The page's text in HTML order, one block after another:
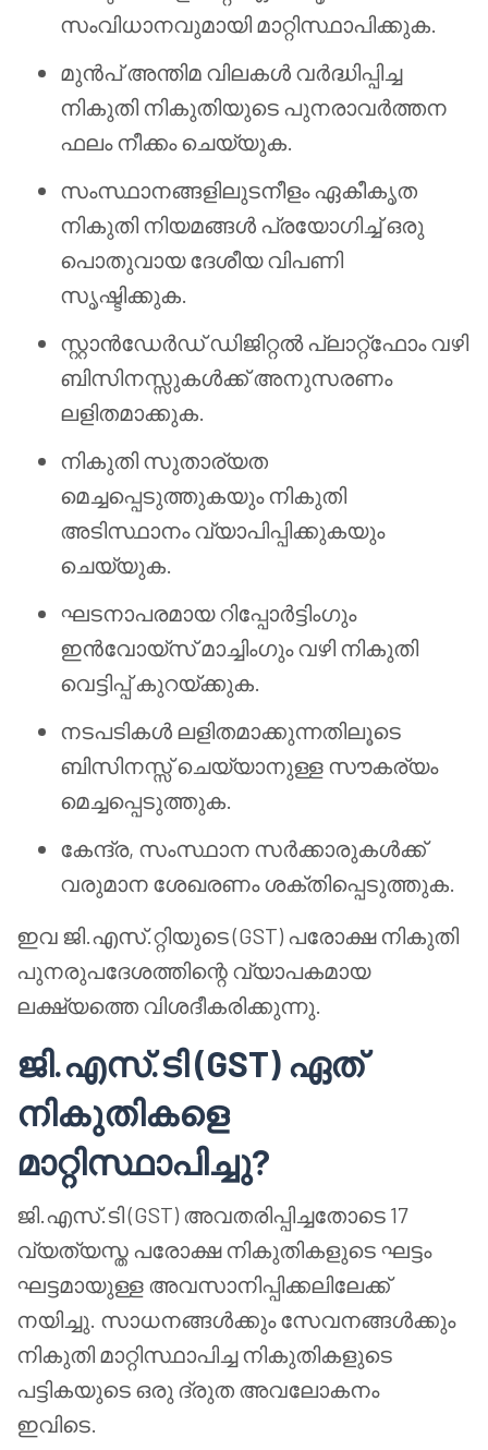
സംവിധാനവുമായി മാറ്റിസ്ഥാപിക്കുക.
മുൻപ് അന്തിമ വിലകൾ വർദ്ധിപ്പിച്ച
നികുതി നികുതിയുടെ പുനരാവർത്തന
ഫലം നീക്കം ചെയ്യുക.
സംസ്ഥാനങ്ങളിലുടനീളം ഏകീകൃത
നികുതി നിയമങ്ങൾ പ്രയോഗിച്ച് ഒരു
പൊതുവായ ദേശീയ വിപണി
സൃഷ്ടിക്കുക.
സ്റ്റാൻഡേർഡ് ഡിജിറ്റൽ പ്ലാറ്റ്‌ഫോം വഴി
ബിസിനസ്സുകൾക്ക് അനുസരണം
ലളിതമാക്കുക.
നികുതി സുതാര്യത
മെച്ചപ്പെടുത്തുകയും നികുതി
അടിസ്ഥാനം വ്യാപിപ്പിക്കുകയും
ചെയ്യുക.
ഘടനാപരമായ റിപ്പോർട്ടിംഗും
ഇൻവോയ്സ് മാച്ചിംഗും വഴി നികുതി
വെട്ടിപ്പ് കുറയ്ക്കുക.
നടപടികൾ ലളിതമാക്കുന്നതിലൂടെ
ബിസിനസ്സ് ചെയ്യാനുള്ള സൗകര്യം
മെച്ചപ്പെടുത്തുക.
കേന്ദ്ര, സംസ്ഥാന സർക്കാരുകൾക്ക്
വരുമാന ശേഖരണം ശക്തിപ്പെടുത്തുക.
ഇവ ജി.എസ്.റ്റിയുടെ (GST) പരോക്ഷ നികുതി
പുനരുപദേശത്തിന്റെ വ്യാപകമായ
ലക്ഷ്യത്തെ വിശദീകരിക്കുന്നു.
ജി.എസ്.ടി (GST) ഏത്
നികുതികളെ
മാറ്റിസ്ഥാപിച്ചു?
ജി.എസ്.ടി (GST) അവതരിപ്പിച്ചതോടെ 17
വ്യത്യസ്ത പരോക്ഷ നികുതികളുടെ ഘട്ടം
ഘട്ടമായുള്ള അവസാനിപ്പിക്കലിലേക്ക്
നയിച്ചു. സാധനങ്ങൾക്കും സേവനങ്ങൾക്കും
നികുതി മാറ്റിസ്ഥാപിച്ച നികുതികളുടെ
പട്ടികയുടെ ഒരു ദ്രുത അവലോകനം
ഇവിടെ.